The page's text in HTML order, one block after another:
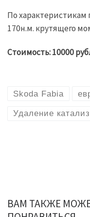
По
170н.м. крутящего
Стоимость: 10000
Skoda Fabia
Удаление
ВАМ ТАКЖЕ